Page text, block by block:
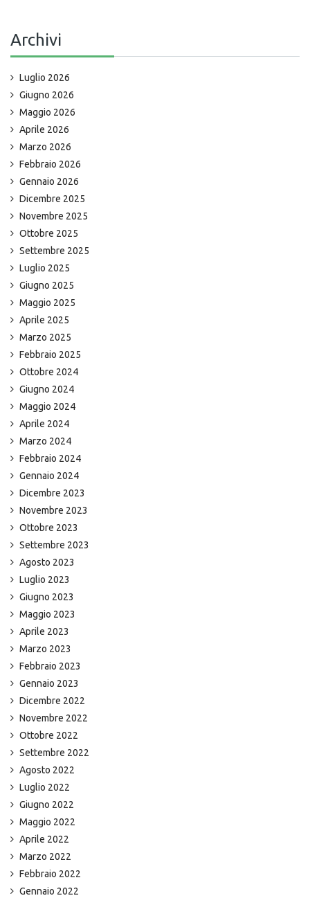
Archivi
Luglio 2026
Giugno 2026
Maggio 2026
Aprile 2026
Marzo 2026
Febbraio 2026
Gennaio 2026
Dicembre 2025
Novembre 2025
Ottobre 2025
Settembre 2025
Luglio 2025
Giugno 2025
Maggio 2025
Aprile 2025
Marzo 2025
Febbraio 2025
Ottobre 2024
Giugno 2024
Maggio 2024
Aprile 2024
Marzo 2024
Febbraio 2024
Gennaio 2024
Dicembre 2023
Novembre 2023
Ottobre 2023
Settembre 2023
Agosto 2023
Luglio 2023
Giugno 2023
Maggio 2023
Aprile 2023
Marzo 2023
Febbraio 2023
Gennaio 2023
Dicembre 2022
Novembre 2022
Ottobre 2022
Settembre 2022
Agosto 2022
Luglio 2022
Giugno 2022
Maggio 2022
Aprile 2022
Marzo 2022
Febbraio 2022
Gennaio 2022